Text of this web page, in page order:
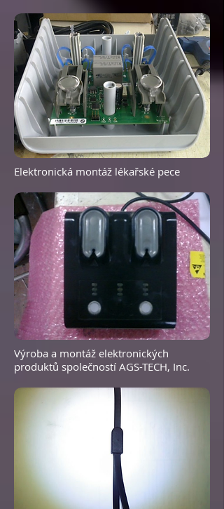
Elektronická montáž lékařské pece
Výroba a montáž elektronických
produktů společností AGS-TECH, Inc.